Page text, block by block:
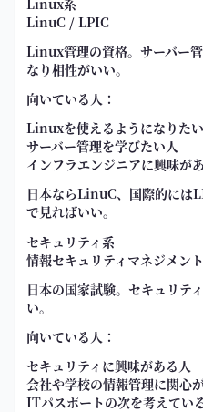
Linux系
LinuC / LPIC
Linux管理の資格。サーバー
なり相性がいい。
向いている人：
Linuxを使えるようになりた
サーバー管理を学びたい人
インフラエンジニアに興味が
日本ならLinuC、国際的には
で見ればいい。
セキュリティ系
情報セキュリティマネジメン
日本の国家試験。セキュリテ
い。
向いている人：
セキュリティに興味がある人
会社や学校の情報管理に関心
ITパスポートの次を考えてい